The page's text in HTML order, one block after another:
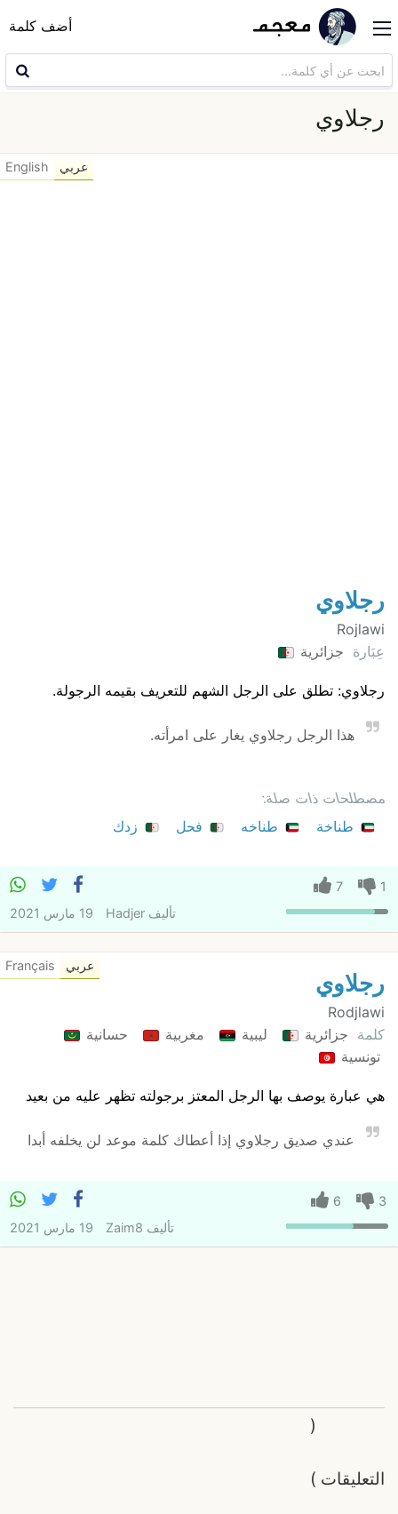
أضف كلمة
رجلاوي
رجلاوي
Rojlawi
عِبَارة جزائرية
رجلاوي: تطلق على الرجل الشهم للتعريف بقيمه الرجولة.
هذا الرجل رجلاوي يغار على امرأته.
عربي English
مصطلحات ذات صلة:
طناخة
طناخه فحل زدك
1
7
تأليفHadjer 19 مارس 2021
رجلاوي
Rodjlawi
كلمة جزائرية ليبية مغربية
حسانية
تونسية
هي عبارة يوصف بها الرجل المعتز برجولته تظهر عليه من بعيد
عندي صديق رجلاوي إذا أعطاك كلمة موعد لن يخلفه أبدا
عربي Français
3
6
تأليف Zaim8 19 مارس 2021
التعليقات
(
)